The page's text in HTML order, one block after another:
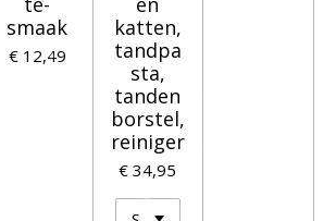
smaak
€ 12,49
katten,
tandpa
sta,
tanden
borstel,
reiniger
€ 34,95